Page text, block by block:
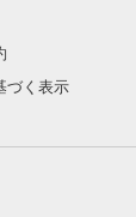
づく表示